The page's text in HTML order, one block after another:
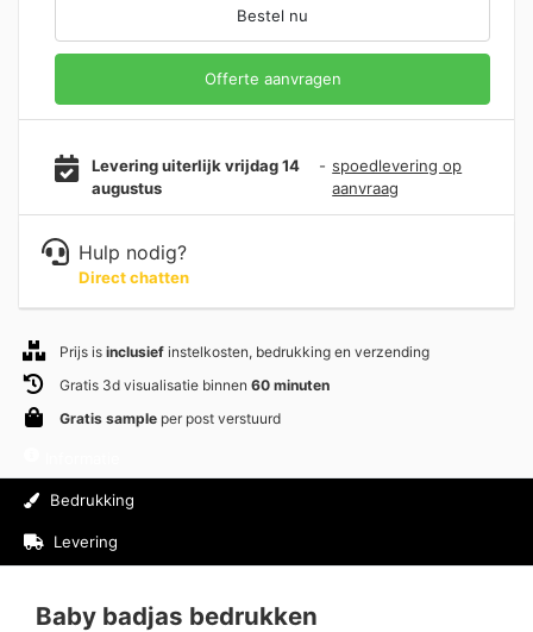
Bestel nu
Offerte aanvragen
Levering uiterlijk vrijdag 14
augustus
- spoedlevering op
aanvraag
Hulp nodig?
Direct chatten
Prijs is inclusief instelkosten, bedrukking en verzending
Gratis 3d visualisatie binnen 60 minuten
Gratis sample per post verstuurd
Bedrukking
Levering
Baby badjas bedrukken